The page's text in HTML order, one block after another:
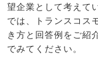
望企業として考えて
では、トランスコス
き方と回答例をご紹
でみてください。